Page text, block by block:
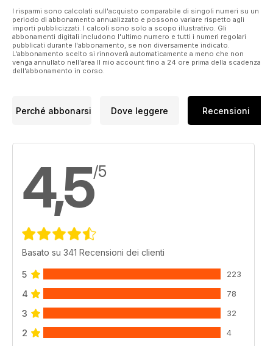
I risparmi sono calcolati sull'acquisto comparabile di singoli numeri su un
periodo di abbonamento annualizzato e possono variare rispetto agli
importi pubblicizzati. I calcoli sono solo a scopo illustrativo. Gli
abbonamenti digitali includono l'ultimo numero e tutti i numeri regolari
pubblicati durante l'abbonamento, se non diversamente indicato.
L'abbonamento scelto si rinnoverà automaticamente a meno che non
venga annullato nell'area Il mio account fino a 24 ore prima della scadenza
dell'abbonamento in corso.
Perché abbonarsi Dove leggere Recensioni
4,5/5
Basato su 341 Recensioni dei clienti
5 223
4 78
3 32
2 4